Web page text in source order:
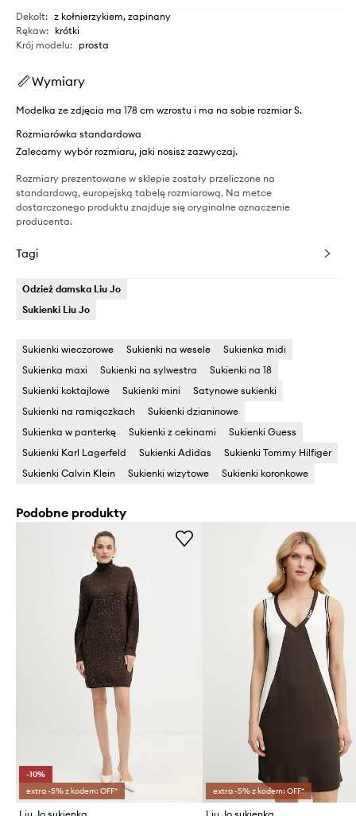
Dekolt: z kołnierzykiem, zapinany
Rękaw: krótki
Krój modelu: prosta
Wymiary
Modelka ze zdjęcia ma 178 cm wzrostu i ma na sobie rozmiar S.
Rozmiarówka standardowa
Zalecamy wybór rozmiaru, jaki nosisz zazwyczaj.
Rozmiary prezentowane w sklepie zostały przeliczone na
standardową, europejską tabelę rozmiarową. Na metce
dostarczonego produktu znajduje się oryginalne oznaczenie
producenta.
Tagi
Odzież damska Liu Jo
Sukienki Liu Jo
Sukienki wieczorowe Sukienki na wesele
Sukienka midi
Sukienka maxi
Sukienki na sylwestra
Sukienki na 18
Sukienki koktajlowe
Sukienki mini
Satynowe sukienki
Sukienki na ramiączkach
Sukienki dzianinowe
Sukienka w panterkę
Sukienki z cekinami
Sukienki Guess
Sukienki Karl Lagerfeld
Sukienki Adidas
Sukienki Tommy Hilfiger
Sukienki Calvin Klein
Sukienki wizytowe Sukienki koronkowe
Podobne produkty
-10%
extra -5% z kodem: OFF*
extra -5% z kodem: OFF*